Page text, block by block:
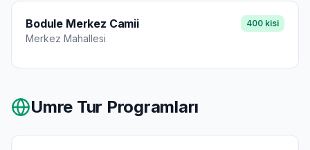
Bodule Merkez Camii
Merkez Mahallesi
400 kisi
Umre Tur Programları